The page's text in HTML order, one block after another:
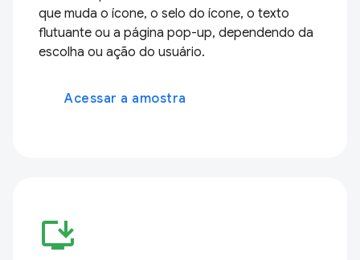
que muda o ícone, o selo do ícone, o texto
flutuante ou a página pop-up, dependendo da
escolha ou ação do usuário.
Acessar a amostra
install_desktop